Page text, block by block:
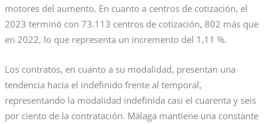
motores del aumento. En cuanto a centros de cotización, el
2023 terminó con 73.113 centros de cotización, 802 más que
en 2022, lo que representa un incremento del 1,11 %.
Los contratos, en cuanto a su modalidad, presentan una
tendencia hacia el indefinido frente al temporal,
representando la modalidad indefinida casi el cuarenta y seis
por ciento de la contratación. Málaga mantiene una constante